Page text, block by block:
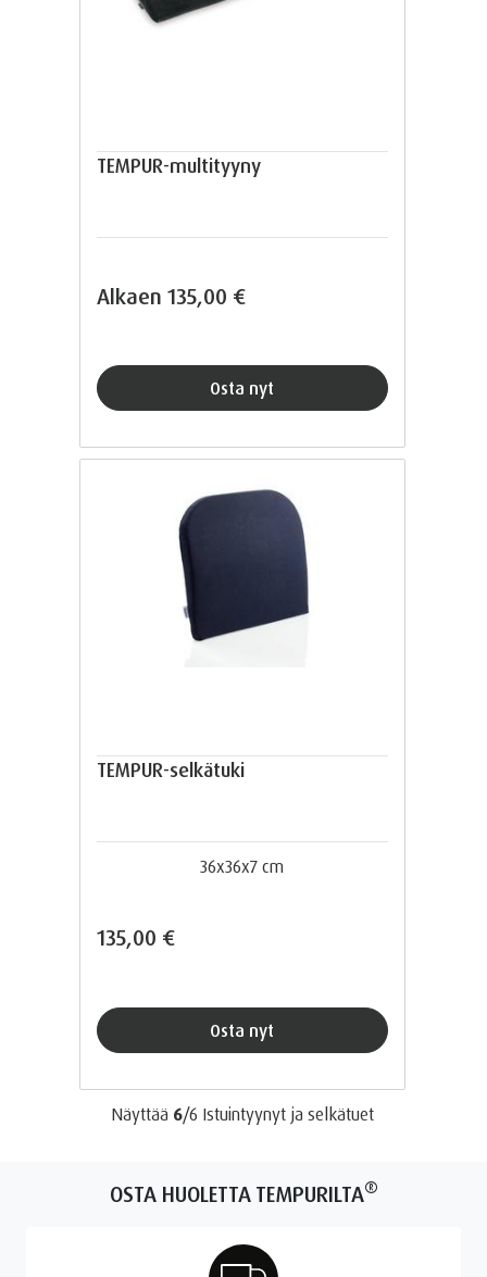
TEMPUR-multityyny
Alkaen 135,00 €
Osta nyt
TEMPUR-selkätuki
36x36x7 cm
135,00 €
Osta nyt
Näyttää 6/6 Istuintyynyt ja selkätuet
OSTA HUOLETTA TEMPURILTA®